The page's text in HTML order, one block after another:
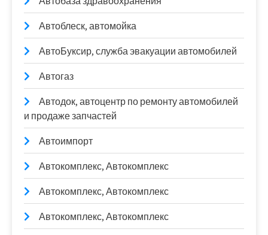
Автоблеск, автомойка
АвтоБуксир, служба эвакуации автомобилей
Автогаз
Автодок, автоцентр по ремонту автомобилей
и продаже запчастей
Автоимпорт
Автокомплекс, Автокомплекс
Автокомплекс, Автокомплекс
Автокомплекс, Автокомплекс